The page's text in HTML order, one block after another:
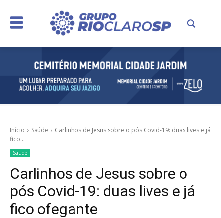
Início Saúde
Carlinhos de Jesus sobre o pós Covid-19: duas lives e já
fico...
Saúde
Carlinhos de Jesus sobre o
pós Covid-19: duas lives e já
fico ofegante